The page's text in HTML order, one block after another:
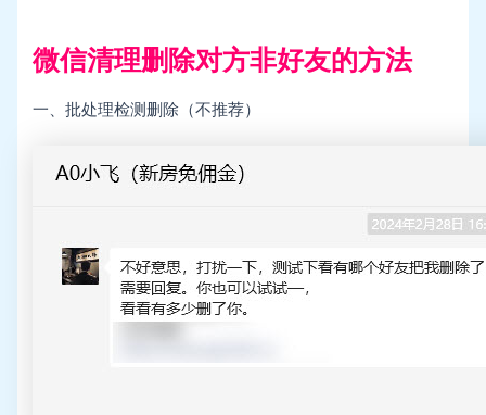
微信清理删除对方非好友的方法
一、批处理检测删除（不推荐）